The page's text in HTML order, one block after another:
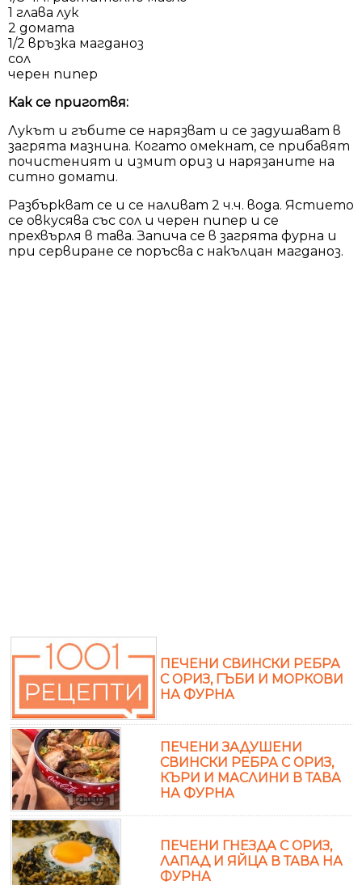
1 глава лук
2 домата
1/2 връзка магданоз
сол
черен пипер
Как се приготвя:
Лукът и гъбите се нарязват и се задушават в
загрята мазнина. Когато омекнат, се прибавят
почистеният и измит ориз и нарязаните на
ситно домати.
Разбъркват се и се наливат 2 ч.ч. вода. Ястието
се овкусява със сол и черен пипер и се
прехвърля в тава. Запича се в загрята фурна и
при сервиране се поръсва с накълцан магданоз.
ПЕЧЕНИ СВИНСКИ РЕБРА
С ОРИЗ, ГЪБИ И МОРКОВИ
НА ФУРНА
ПЕЧЕНИ ЗАДУШЕНИ
СВИНСКИ РЕБРА С ОРИЗ,
КЪРИ И МАСЛИНИ В ТАВА
НА ФУРНА
ПЕЧЕНИ ГНЕЗДА С ОРИЗ,
ЛАПАД И ЯЙЦА В ТАВА НА
ФУРНА